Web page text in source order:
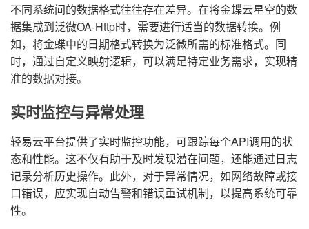
不同系统间的数据格式往往存在差异。在将金蝶云星空的数
据集成到泛微OA-Http时，需要进行适当的数据转换。例
如，将金蝶中的日期格式转换为泛微所需的标准格式。同
时，通过自定义映射逻辑，可以满足特定业务需求，实现精
准的数据对接。
实时监控与异常处理
轻易云平台提供了实时监控功能，可跟踪每个API调用的状
态和性能。这不仅有助于及时发现潜在问题，还能通过日志
记录分析历史操作。此外，对于异常情况，如网络故障或接
口错误，应实现自动告警和错误重试机制，以提高系统可靠
性。